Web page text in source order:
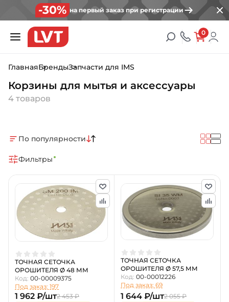
-30% на первый заказ при регистрации
0
ГлавнаяБрендыЗапчасти для IMS
Корзины для мытья и аксессуары
4 товаров
По популярности
Фильтры
ТОЧНАЯ СЕТОЧКА
ОРОШИТЕЛЯ Ø 48 ММ
Код: 00-00009375
Под заказ: 197
1 962 ₽/шт2 453 ₽
ТОЧНАЯ СЕТОЧКА
ОРОШИТЕЛЯ Ø 57,5 ММ
Код: 00-00012226
Под заказ: 69
1 644 ₽/шт2 055 ₽